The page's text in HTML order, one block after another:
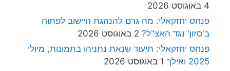
4 באוגוסט 2026
פנחס יחזקאלי: מה גרם להנהגת היישוב לפתוח
ב'סזון' נגד האצ"ל? 2 באוגוסט 2026
פנחס יחזקאלי: תיעוד שנאת נתניהו בתמונות, מיולי
2025 ואילך
1 באוגוסט 2026